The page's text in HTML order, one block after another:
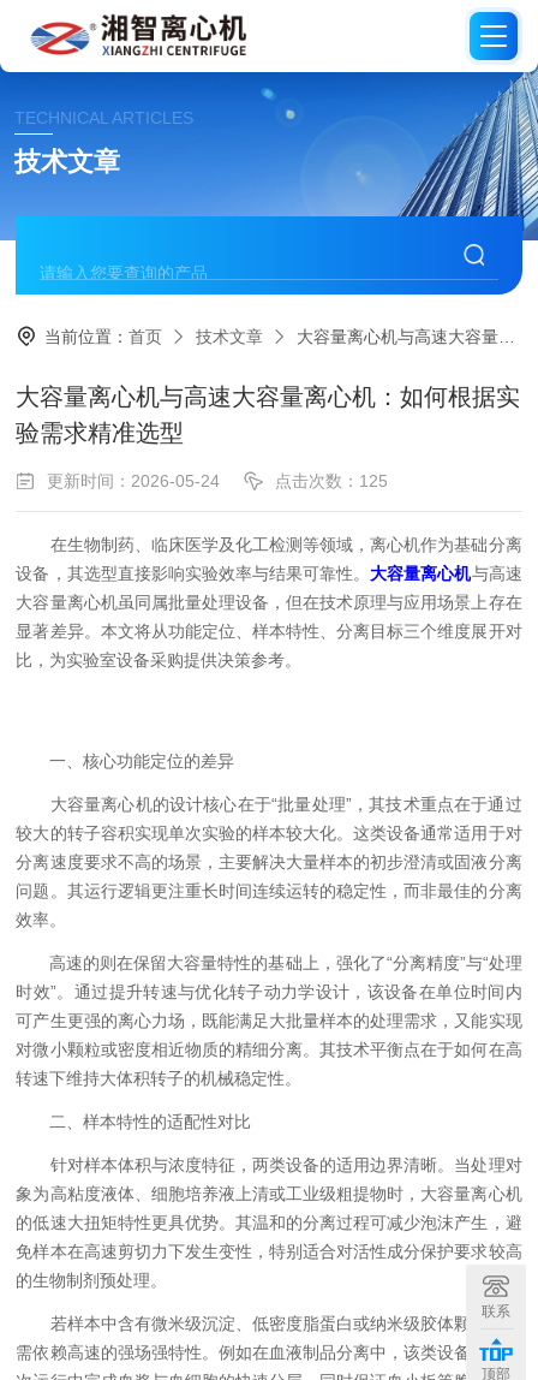
TECHNICAL ARTICLES
技术文章
当前位置：首页 技术文章 大容量离心机与高速大容量离心机：如何根据实验需求精准选型
大容量离心机与高速大容量离心机：如何根据实
验需求精准选型
更新时间：2026-05-24 点击次数：125
在生物制药、临床医学及化工检测等领域，离心机作为基础分离
设备，其选型直接影响实验效率与结果可靠性。大容量离心机与高速
大容量离心机虽同属批量处理设备，但在技术原理与应用场景上存在
显著差异。本文将从功能定位、样本特性、分离目标三个维度展开对
比，为实验室设备采购提供决策参考。
一、核心功能定位的差异
大容量离心机的设计核心在于“批量处理”，其技术重点在于通过
较大的转子容积实现单次实验的样本较大化。这类设备通常适用于对
分离速度要求不高的场景，主要解决大量样本的初步澄清或固液分离
问题。其运行逻辑更注重长时间连续运转的稳定性，而非最佳的分离
效率。
高速的则在保留大容量特性的基础上，强化了“分离精度”与“处理
时效”。通过提升转速与优化转子动力学设计，该设备在单位时间内
可产生更强的离心力场，既能满足大批量样本的处理需求，又能实现
对微小颗粒或密度相近物质的精细分离。其技术平衡点在于如何在高
转速下维持大体积转子的机械稳定性。
二、样本特性的适配性对比
针对样本体积与浓度特征，两类设备的适用边界清晰。当处理对
象为高粘度液体、细胞培养液上清或工业级粗提物时，大容量离心机
的低速大扭矩特性更具优势。其温和的分离过程可减少泡沫产生，避
免样本在高速剪切力下发生变性，特别适合对活性成分保护要求较高
的生物制剂预处理。
若样本中含有微米级沉淀、低密度脂蛋白或纳米级胶体颗粒，则
需依赖高速的强场强特性。例如在血液制品分离中，该类设备可在单
联系
顶部